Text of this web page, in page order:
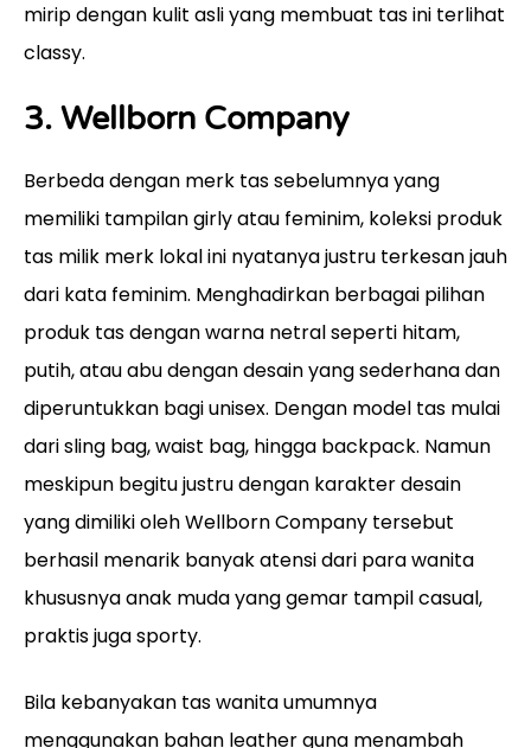
mirip dengan kulit asli yang membuat tas ini terlihat
classy.
3. Wellborn Company
Berbeda dengan merk tas sebelumnyayang
memiliki tampilan girly atau feminim, koleksi produk
tas milik merk lokal ini nyatanya justru terkesan jauh
dari kata feminim. Menghadirkan berbagai pilihan
produk tas dengan warna netral seperti hitam,
putih, atau abu dengan desain yang sederhana dan
diperuntukkan bagi unisex. Dengan model tas mulai
dari sling bag, waist bag, hingga backpack. Namun
meskipun begitu justru dengan karakter desain
yang dimiliki oleh Wellborn Company tersebut
berhasil menarik banyak atensi dari para wanita
khususnya anak muda yang gemar tampil casual,
praktis juga sporty.
Bila kebanyakan tas wanita umumnya
menggunakan bahan leather guna menambah